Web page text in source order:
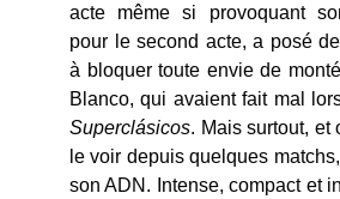
acte même si provoquant
pour le second acte, a posé
à bloquer toute envie de
Blanco, qui avaient fait mal
Superclásicos. Mais surtout, et
le voir depuis quelques
son ADN. Intense, compact et